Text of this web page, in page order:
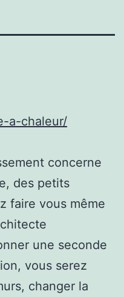
a-chaleur/
concerne
des petits
faire vous même
une seconde
vous serez
changer la